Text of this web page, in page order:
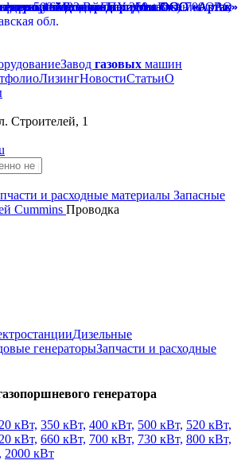
Завод газовых машин
ЛизингНовостиСтатьиО
Строителей, 1
и расходные материалы Запасные
Cummins Проводка
Дизельные
генераторыЗапчасти и расходные
генератора
кВт, 350 кВт, 400 кВт, 500 кВт, 520 кВт,
кВт, 660 кВт, 700 кВт, 730 кВт, 800 кВт,
2000 кВт